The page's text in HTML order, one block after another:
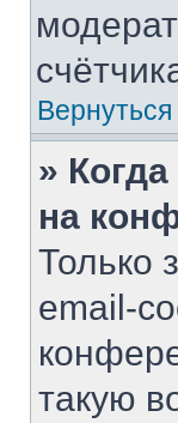
»
на
Только
email-
такую